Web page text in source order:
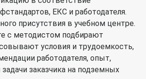
ЕКС и работодателя.
присутствия в учебном центре.
с методистом подбирают
условия и трудоемкость,
работодателя, опыт,
заказчика на подземных